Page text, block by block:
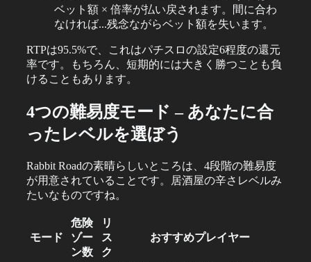
ベット額 × 倍率が払い戻されます。間に合わ
なければ...残念ながらベット額を失います。
RTPは95.5%で、これはパチスロの設定6程度の還元
率です。もちろん、短期的には大きく勝つことも負
けることもあります。
4つの難易度モード – あなたに合
ったレベルを選ぼう
Rabbit Roadの素晴らしいところは、4段階の難易度
が用意されていることです。居酒屋の辛さレベルみ
たいなものですね。
モード
危険
ゾー
ン数
リ
ス
ク
おすすめプレイヤー